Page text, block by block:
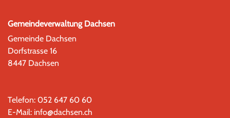
Gemeindeverwaltung Dachsen
Gemeinde Dachsen
Dorfstrasse 16
8447 Dachsen
Telefon: 052 647 60 60
E-Mail: info@dachsen.ch